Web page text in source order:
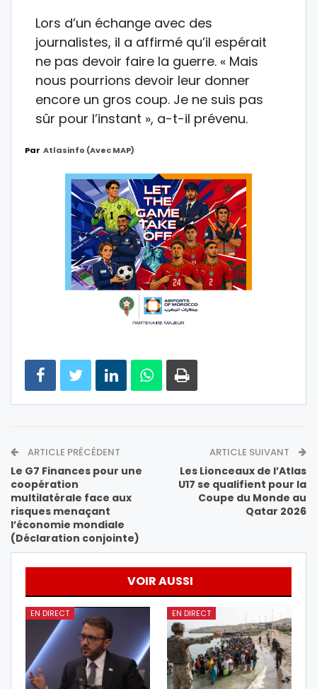
Lors d’un échange avec des
journalistes, il a affirmé qu’il espérait
ne pas devoir faire la guerre. « Mais
nous pourrions devoir leur donner
encore un gros coup. Je ne suis pas
sûr pour l’instant », a-t-il prévenu.
Par Atlasinfo (avec MAP)
ARTICLE PRÉCÉDENT
Le G7 Finances pour une
coopération
multilatérale face aux
risques menaçant
l’économie mondiale
(Déclaration conjointe)
ARTICLE SUIVANT
Les Lionceaux de l’Atlas
U17 se qualifient pour la
Coupe du Monde au
Qatar 2026
VOIR AUSSI
EN DIRECT EN DIRECT